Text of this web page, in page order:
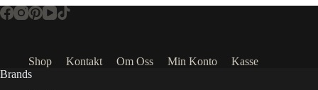
Shop Kontakt Om Oss Min Konto
Kasse
Brands